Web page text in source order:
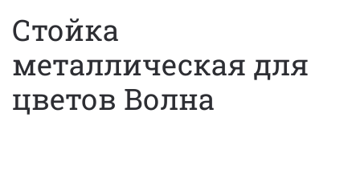
Стойка
металлическая для
цветов Волна